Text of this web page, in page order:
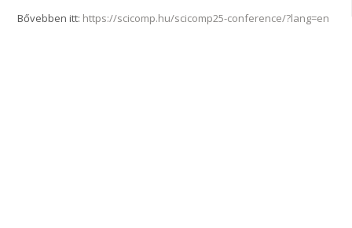
Bővebben itt: https://scicomp.hu/scicomp25-conference/?lang=en